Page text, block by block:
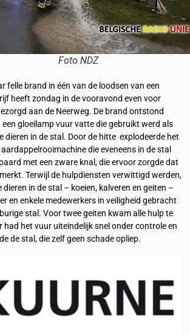
Foto NDZ
felle brand in één van de loodsen van een
heeft zondag in de vooravond even voor
aan de Neerweg. De brand ontstond
gloeilamp vuur vatte die gebruikt werd als
dieren in de stal. Door de hitte explodeerde het
die eveneens in de stal
met een zware knal, die ervoor zorgde dat
Terwijl de hulpdiensten verwittigd werden,
dieren in de stal – koeien, kalveren en geiten –
en enkele medewerkers in veiligheid gebracht
stal. Voor twee geiten kwam alle hulp te
had het vuur uiteindelijk snel onder controle en
de stal, die zelf geen schade opliep.